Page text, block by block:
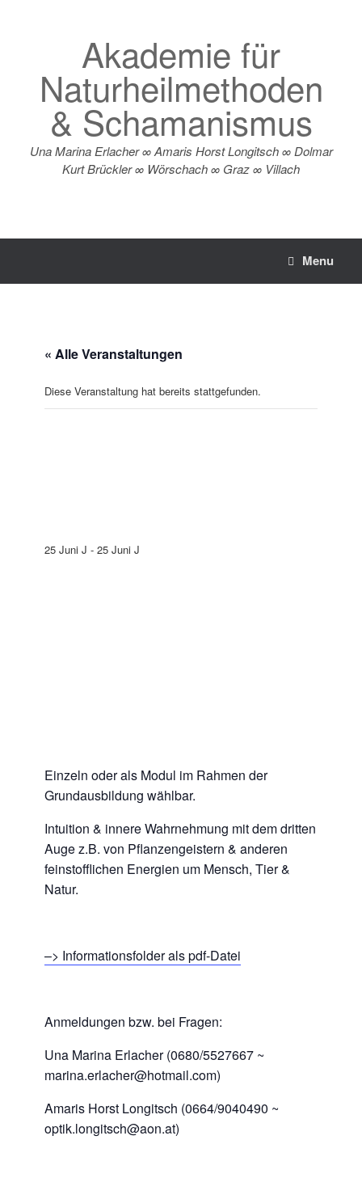
Akademie für
Naturheilmethoden
& Schamanismus
Una Marina Erlacher ∞ Amaris Horst Longitsch ∞ Dolmar
Kurt Brückler ∞ Wörschach ∞ Graz ∞ Villach
Menu
« Alle Veranstaltungen
Diese Veranstaltung hat bereits stattgefunden.
25 Juni J - 25 Juni J
Einzeln oder als Modul im Rahmen der
Grundausbildung wählbar.
Intuition & innere Wahrnehmung mit dem dritten
Auge z.B. von Pflanzengeistern & anderen
feinstofflichen Energien um Mensch, Tier &
Natur.
–> Informationsfolder als pdf-Datei
Anmeldungen bzw. bei Fragen:
Una Marina Erlacher (0680/5527667 ~
marina.erlacher@hotmail.com)
Amaris Horst Longitsch (0664/9040490 ~
optik.longitsch@aon.at)